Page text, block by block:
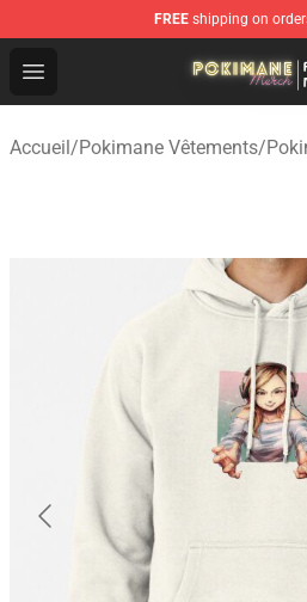
FREE shipping on
Open menu
Pokimane Store - Official
Accueil/Pokimane Vêtements/